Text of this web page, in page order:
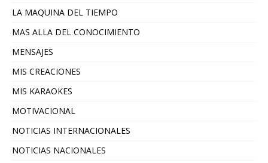
LA MAQUINA DEL TIEMPO
MAS ALLA DEL CONOCIMIENTO
MENSAJES
MIS CREACIONES
MIS KARAOKES
MOTIVACIONAL
NOTICIAS INTERNACIONALES
NOTICIAS NACIONALES